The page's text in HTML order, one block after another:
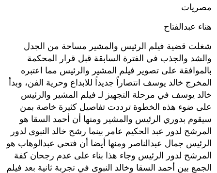
مصريات
هناء عبدالفتاح
شغلت قضية فيلم الرئيس والمشير مساحة من الجدل
والشد والجذب في الفترة السابقة قبل قرار المحكمة
بالموافقة على تصوير فيلم المشير والرئيس مما اعتبره
المخرج خالد يوسف انتصاراً جديداً للابداع وحرية الفن، وبدأ
خالد يوسف في مرحلة التجهيز لـ فيلم المشير والرئيس
على ضوء هذه الخطوة ترددت تفاصيل كثيرة خاصة بمن
سيقوم بدوري الرئيس والمشير ومنها أن أحمد السقا هو
المرشح لدور عبد الحكيم عامر بينما رشح خالد النبوى لدور
الرئيس جمال عبدالناصر ومنها أيضا أن فتحي عبدالوهاب هو
المرشح لدور الرئيس وجاء هذا بناء على عدم رجحان كفة
الجمع بين أحمد السقا وخالد النبوى في تجربة ثانية بعد فيلم